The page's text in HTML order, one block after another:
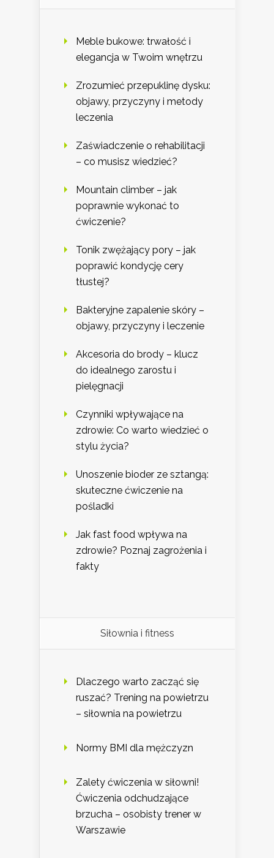
Meble bukowe: trwałość i
elegancja w Twoim wnętrzu
Zrozumieć przepuklinę dysku:
objawy, przyczyny i metody
leczenia
Zaświadczenie o rehabilitacji
– co musisz wiedzieć?
Mountain climber – jak
poprawnie wykonać to
ćwiczenie?
Tonik zwężający pory – jak
poprawić kondycję cery
tłustej?
Bakteryjne zapalenie skóry –
objawy, przyczyny i leczenie
Akcesoria do brody – klucz
do idealnego zarostu i
pielęgnacji
Czynniki wpływające na
zdrowie: Co warto wiedzieć o
stylu życia?
Unoszenie bioder ze sztangą:
skuteczne ćwiczenie na
pośladki
Jak fast food wpływa na
zdrowie? Poznaj zagrożenia i
fakty
Siłownia i fitness
Dlaczego warto zacząć się
ruszać? Trening na powietrzu
– siłownia na powietrzu
Normy BMI dla mężczyzn
Zalety ćwiczenia w siłowni!
Ćwiczenia odchudzające
brzucha – osobisty trener w
Warszawie